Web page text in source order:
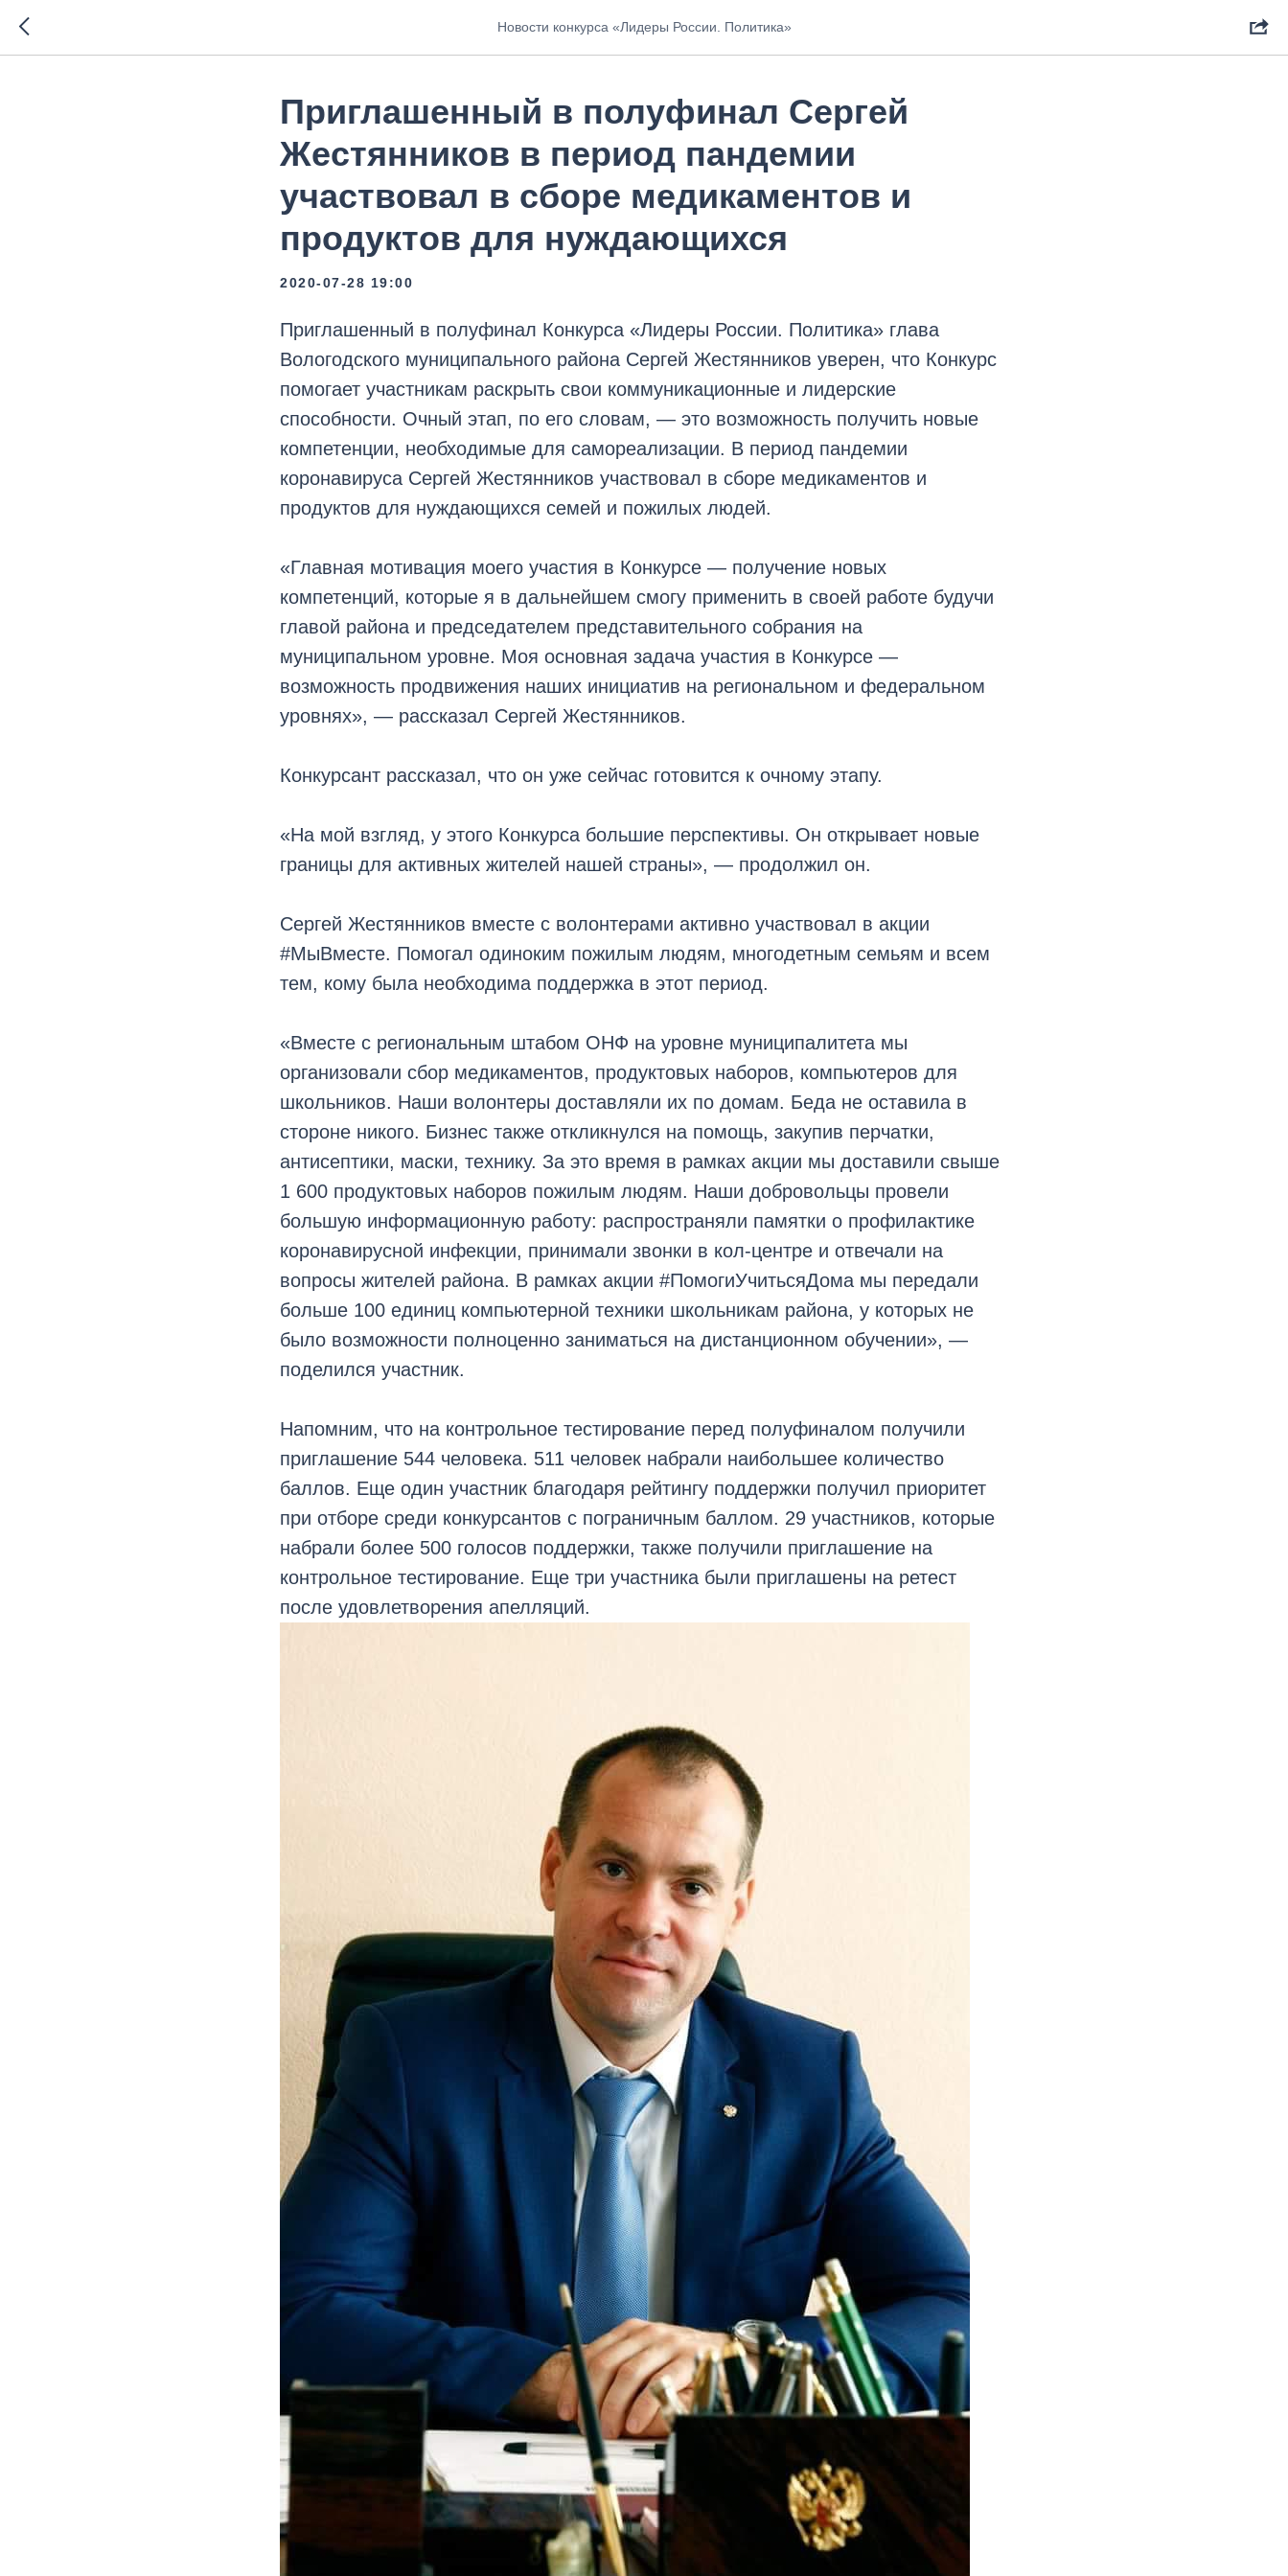
Новости конкурса «Лидеры России. Политика»
Приглашенный в полуфинал Сергей
Жестянников в период пандемии
участвовал в сборе медикаментов и
продуктов для нуждающихся
2020-07-28 19:00
Приглашенный в полуфинал Конкурса «Лидеры России. Политика» глава
Вологодского муниципального района Сергей Жестянников уверен, что Конкурс
помогает участникам раскрыть свои коммуникационные и лидерские
способности. Очный этап, по его словам, — это возможность получить новые
компетенции, необходимые для самореализации. В период пандемии
коронавируса Сергей Жестянников участвовал в сборе медикаментов и
продуктов для нуждающихся семей и пожилых людей.
«Главная мотивация моего участия в Конкурсе — получение новых
компетенций, которые я в дальнейшем смогу применить в своей работе будучи
главой района и председателем представительного собрания на
муниципальном уровне. Моя основная задача участия в Конкурсе —
возможность продвижения наших инициатив на региональном и федеральном
уровнях», — рассказал Сергей Жестянников.
Конкурсант рассказал, что он уже сейчас готовится к очному этапу.
«На мой взгляд, у этого Конкурса большие перспективы. Он открывает новые
границы для активных жителей нашей страны», — продолжил он.
Сергей Жестянников вместе с волонтерами активно участвовал в акции
#МыВместе. Помогал одиноким пожилым людям, многодетным семьям и всем
тем, кому была необходима поддержка в этот период.
«Вместе с региональным штабом ОНФ на уровне муниципалитета мы
организовали сбор медикаментов, продуктовых наборов, компьютеров для
школьников. Наши волонтеры доставляли их по домам. Беда не оставила в
стороне никого. Бизнес также откликнулся на помощь, закупив перчатки,
антисептики, маски, технику. За это время в рамках акции мы доставили свыше
1 600 продуктовых наборов пожилым людям. Наши добровольцы провели
большую информационную работу: распространяли памятки о профилактике
коронавирусной инфекции, принимали звонки в кол-центре и отвечали на
вопросы жителей района. В рамках акции #ПомогиУчитьсяДома мы передали
больше 100 единиц компьютерной техники школьникам района, у которых не
было возможности полноценно заниматься на дистанционном обучении», —
поделился участник.
Напомним, что на контрольное тестирование перед полуфиналом получили
приглашение 544 человека. 511 человек набрали наибольшее количество
баллов. Еще один участник благодаря рейтингу поддержки получил приоритет
при отборе среди конкурсантов с пограничным баллом. 29 участников, которые
набрали более 500 голосов поддержки, также получили приглашение на
контрольное тестирование. Еще три участника были приглашены на ретест
после удовлетворения апелляций.